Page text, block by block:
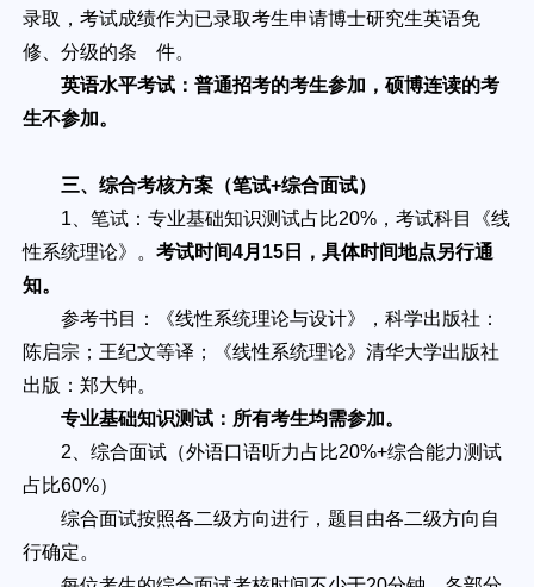
录取，考试成绩作为已录取考生申请博士研究生英语免
修、分级的条 件。
英语水平考试：普通招考的考生参加，硕博连读的考
生不参加。
三、综合考核方案（笔试+综合面试）
1、笔试：专业基础知识测试占比20%，考试科目《线
性系统理论》。 考试时间4月15日，具体时间地点另行通
知。
参考书目：《线性系统理论与设计》，科学出版社：
陈启宗；王纪文等译；《线性系统理论》清华大学出版社
出版：郑大钟。
专业基础知识测试：所有考生均需参加。
2、综合面试（外语口语听力占比20%+综合能力测试
占比60%）
综合面试按照各二级方向进行，题目由各二级方向自
行确定。